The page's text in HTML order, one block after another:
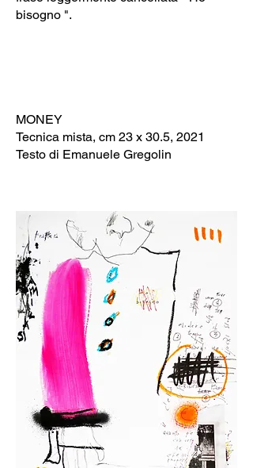
bisogno ".
MONEY
Tecnica mista, cm 23 x 30.5, 2021
Testo di Emanuele Gregolin